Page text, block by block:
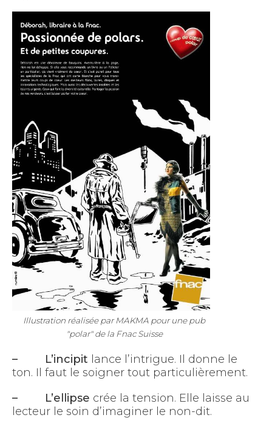
Illustration réalisée par MAKMA pour une pub
"polar" de la Fnac Suisse
– L’incipit lance l’intrigue. Il donne le
ton. Il faut le soigner tout particulièrement.
– L’ellipse crée la tension. Elle laisse au
lecteur le soin d’imaginer le non-dit.